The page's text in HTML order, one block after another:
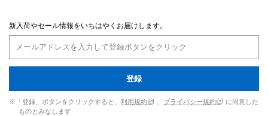
新入荷やセール情報をいちはやくお届けします。
登録
※「登録」ボタンをクリックすると、 利用規約 プライバシー規約
に同意した
ものとみなします